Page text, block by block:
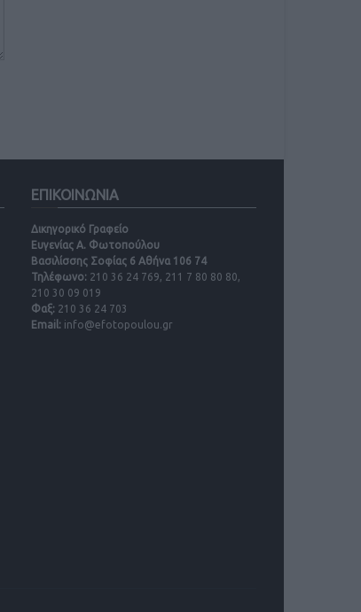
ΕΠΙΚΟΙΝΩΝΙΑ
Δικηγορικό Γραφείο
Ευγενίας Α. Φωτοπούλου
Βασιλίσσης Σοφίας 6 Αθήνα 106 74
Τηλέφωνο: 210 36 24 769, 211 7 80 80 80,
210 30 09 019
Φαξ: 210 36 24 703
Email: info@efotopoulou.gr